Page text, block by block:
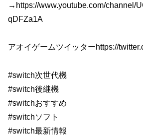
→https://www.youtube.com/channel/
qDFZa1A
アオイゲームツイッターhttps://
#switch次世代機
#switch後継機
#switchおすすめ
#switchソフト
#switch最新情報